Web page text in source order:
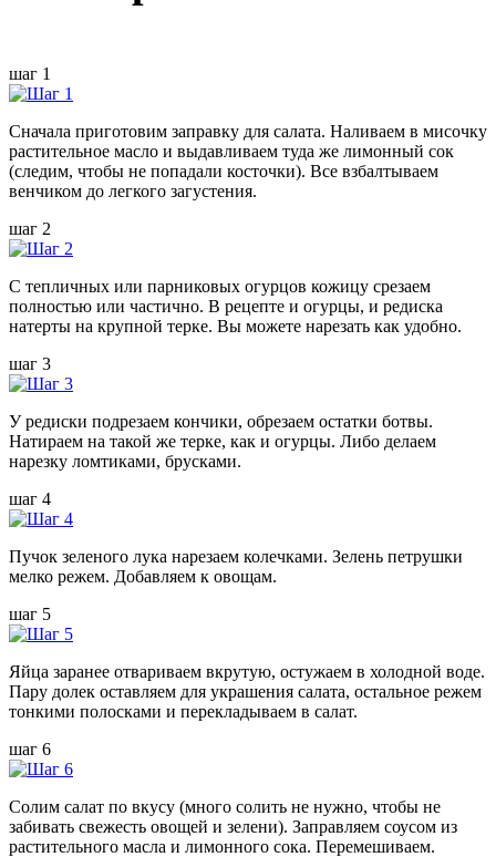
шаг 1
Сначала приготовим заправку для салата. Наливаем в мисочку
растительное масло и выдавливаем туда же лимонный сок
(следим, чтобы не попадали косточки). Все взбалтываем
венчиком до легкого загустения.
шаг 2
С тепличных или парниковых огурцов кожицу срезаем
полностью или частично. В рецепте и огурцы, и редиска
натерты на крупной терке. Вы можете нарезать как удобно.
шаг 3
У редиски подрезаем кончики, обрезаем остатки ботвы.
Натираем на такой же терке, как и огурцы. Либо делаем
нарезку ломтиками, брусками.
шаг 4
Пучок зеленого лука нарезаем колечками. Зелень петрушки
мелко режем. Добавляем к овощам.
шаг 5
Яйца заранее отвариваем вкрутую, остужаем в холодной воде.
Пару долек оставляем для украшения салата, остальное режем
тонкими полосками и перекладываем в салат.
шаг 6
Солим салат по вкусу (много солить не нужно, чтобы не
забивать свежесть овощей и зелени). Заправляем соусом из
растительного масла и лимонного сока. Перемешиваем.